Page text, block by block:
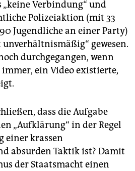
Verbindung“ und
Polizeiaktion (mit 33
Jugendliche an einer Party)
gewesen.
durchgegangen, wenn
ein Video existierte,
dass die Aufgabe
„Aufklärung“ in der Regel
einer krassen
absurden Taktik ist? Damit
der Staatsmacht einen